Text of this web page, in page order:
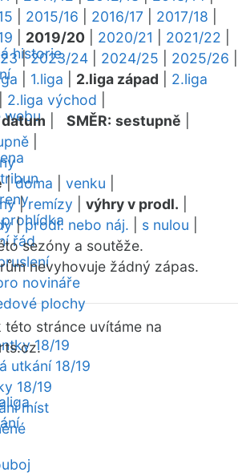
historie
webu
řád
novináře
plochy
18/19
utkání 18/19
18/19
míst
2015/16 2016/17 2017/18
2019/20 2020/21 2021/22
|2023/24 2024/25 2025/26
1.liga 2.liga západ
2.liga
2.liga východ
datum SMĚR: sestupně
|doma venku
|remízy výhry v prodl.
|prodl. nebo náj. s nulou
sezóny a soutěže.
nevyhovuje žádný zápas.
stránce uvítáme na